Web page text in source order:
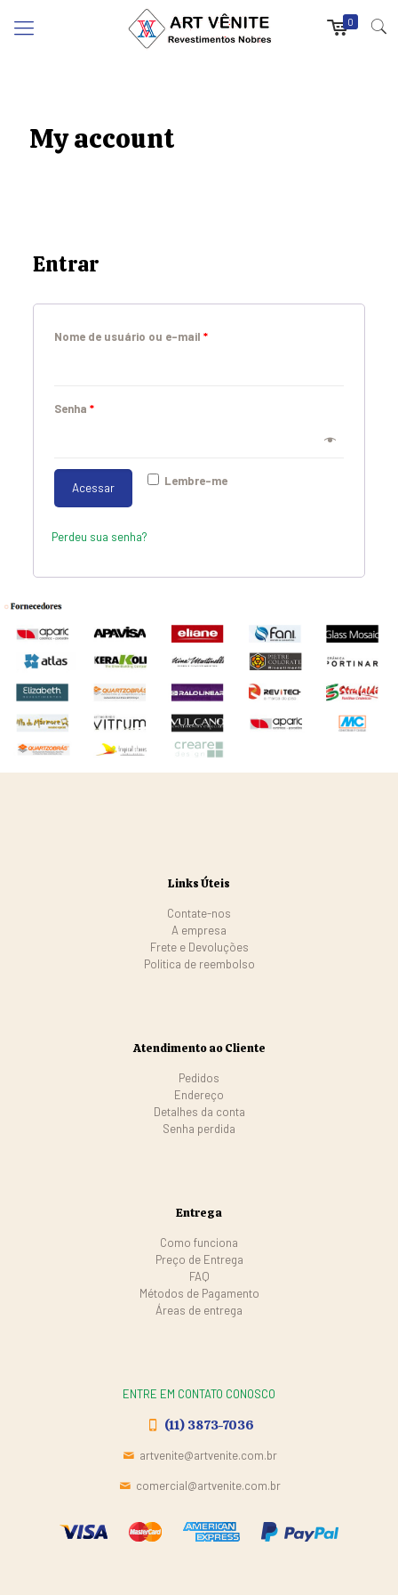
0
My account
Entrar
Nome de usuário ou e-mail *
Senha *
Lembre-me
Acessar
Perdeu sua senha?
Links Úteis
Contate-nos
A empresa
Frete e Devoluções
Politica de reembolso
Atendimento ao Cliente
Pedidos
Endereço
Detalhes da conta
Senha perdida
Entrega
Como funciona
Preço de Entrega
FAQ
Métodos de Pagamento
Áreas de entrega
ENTRE EM CONTATO CONOSCO
(11) 3873-7036
artvenite@artvenite.com.br
comercial@artvenite.com.br